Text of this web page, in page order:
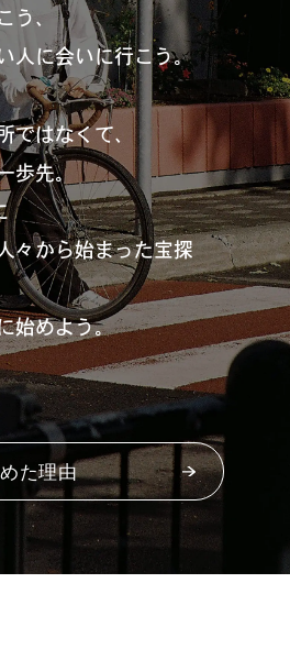
・雪の日の正解
Up Spot
粉もんの世界
なれる、仕事のは
う、
人に会いに行こう。
ではなくて、
歩先。
々から始まった宝探
始めよう。
た理由